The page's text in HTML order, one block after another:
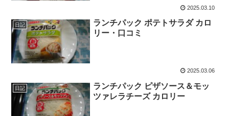
2025.03.10
日記
ランチパック ポテトサラダ カロ
リー・口コミ
2025.03.06
日記
ランチパック ピザソース＆モッ
ツァレラチーズ カロリー